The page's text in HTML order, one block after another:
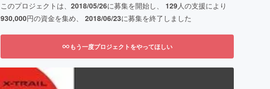
このプロジェクトは、 2018/05/26に募集を開始し、 129人の支援により
930,000円の資金を集め、 2018/06/23に募集を終了しました
もう一度プロジェクトをやってほしい